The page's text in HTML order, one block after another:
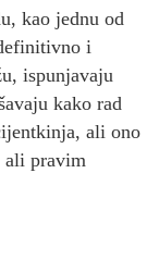
kao jednu od
i
ispunjavaju
kako rad
ali ono
ali pravim